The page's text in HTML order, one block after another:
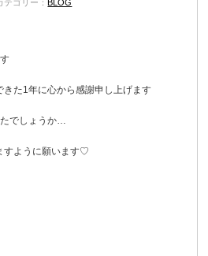
テゴリー：BLOG
た1年に心から感謝申し上げます
でしょうか…
すように願います♡